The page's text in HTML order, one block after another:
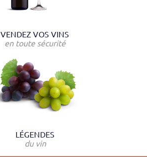
VENDEZ VOS VINS
en toute sécurité
LÉGENDES
du vin